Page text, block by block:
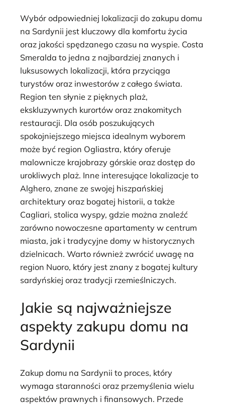
Wybór odpowiedniej lokalizacji do zakupu domu
na Sardynii jest kluczowy dla komfortu życia
oraz jakości spędzanego czasu na wyspie. Costa
Smeralda to jedna z najbardziej znanych i
luksusowych lokalizacji, która przyciąga
turystów oraz inwestorów z całego świata.
Region ten słynie z pięknych plaż,
ekskluzywnych kurortów oraz znakomitych
restauracji. Dla osób poszukujących
spokojniejszego miejsca idealnym wyborem
może być region Ogliastra, który oferuje
malownicze krajobrazy górskie oraz dostęp do
urokliwych plaż. Inne interesujące lokalizacje to
Alghero, znane ze swojej hiszpańskiej
architektury oraz bogatej historii, a także
Cagliari, stolica wyspy, gdzie można znaleźć
zarówno nowoczesne apartamenty w centrum
miasta, jak i tradycyjne domy w historycznych
dzielnicach. Warto również zwrócić uwagę na
region Nuoro, który jest znany z bogatej kultury
sardyńskiej oraz tradycji rzemieślniczych.
Jakie są najważniejsze
aspekty zakupu domu na
Sardynii
Zakup domu na Sardynii to proces, który
wymaga staranności oraz przemyślenia wielu
aspektów prawnych i finansowych. Przede